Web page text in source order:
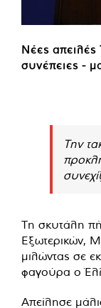
Νέες
συνέπειες -
Την
Τη σκυτάλη
Εξωτερικών,
μιλώντας σε
φαγούρα ο
Απείλησε